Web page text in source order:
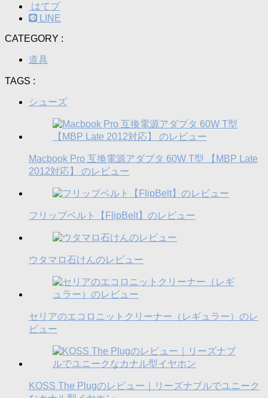
はてブ
LINE
CATEGORY :
道具
TAGS :
シューズ
Macbook Pro 互換電源アダプタ 60W T型 【MBP Late
2012対応】 のレビュー
フリップベルト【FlipBelt】のレビュー
ウタマロ石けんのレビュー
セリアのエコロニットクリーナー（レギュラー）のレ
ビュー
KOSS The Plugのレビュー｜リーズナブルでユニーク